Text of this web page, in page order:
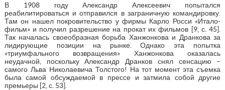
В 1908 году Александр Алексеевич попытался
реабилитироваться и отправился в заграничную командировку.
Там он нашел покровительство у фирмы Карло Росси «Итало-
фильм» и получил разрешение на прокат их фильмов [9, с. 45].
Так началась своеобразная борьба Ханжонкова и Дранкова за
лидирующие позиции на рынке. Однако эта попытка
«триумфального возвращения» Ханжонкова оказалась
неудачной, поскольку Александр Дранков снял сенсацию –
самого Льва Николаевича Толстого! На тот момент эта съемка
была самой обсуждаемой в прессе и затмила собой другие
премьеры [2, с. 53].